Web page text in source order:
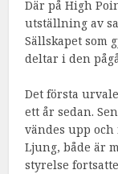
Där på High
utställning av
Sällskapet som
deltar i den
Det första
ett år sedan.
vändes upp och
Ljung, både är
styrelse